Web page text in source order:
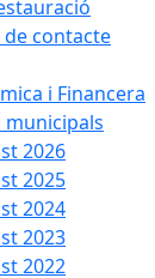
contacte
i Financera
municipals
2026
2025
2024
2023
2022